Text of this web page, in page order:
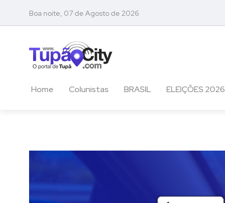
Boa noite, 07 de Agosto de 2026
Home Colunistas BRASIL ELEIÇÕES 2026